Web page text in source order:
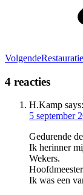
VolgendeVolgend
4 reacties
H.Kamp says:
5 september
Gedurende
Ik herinner
Wekers.
Ik was een